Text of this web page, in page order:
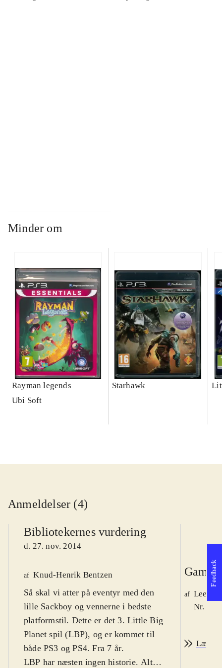
Minder om
Rayman legends
Ubi Soft
Starhawk
Anmeldelser (4)
Bibliotekernes vurdering
d. 27. nov. 2014
af Knud-Henrik Bentzen
Så skal vi atter på eventyr med den
lille Sackboy og vennerne i bedste
platformstil. Dette er det 3. Little Big
Planet spil (LBP), og er kommet til
både PS3 og PS4. Fra 7 år.
LBP har næsten ingen historie. Alt
Game
af Lee
Nr.
Læs
Feedback